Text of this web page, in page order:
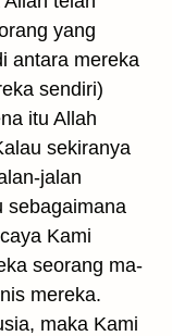
yang
antara mereka
sendiri)
itu Allah
sekiranya
jalan
sebagaimana
Kami
seorang ma­
mereka.
maka Kami